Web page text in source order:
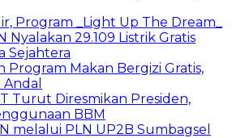
Program _Light Up The Dream_
Nyalakan 29.109 Listrik Gratis
Sejahtera
Program Makan Bergizi Gratis,
Turut Diresmikan Presiden,
BBM
melalui PLN UP2B Sumbagsel